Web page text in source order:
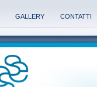
GALLERY CONTATTI